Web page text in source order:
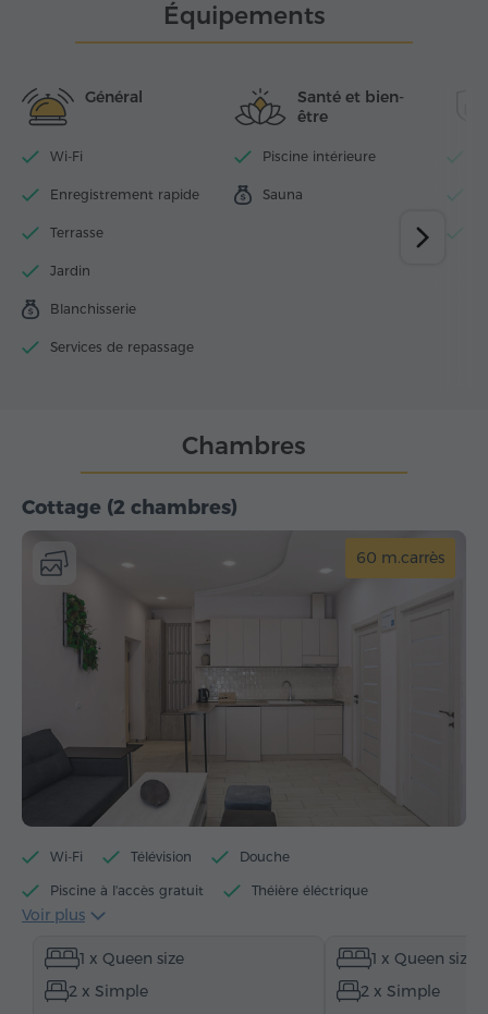
Équipements
Général
Wi-Fi
Enregistrement rapide
Terrasse
Jardin
Blanchisserie
Services de repassage
Santé et bien-
être
Piscine intérieure
Sauna
Cottage (2 chambres)
60 m.carrès
Wi-Fi Télévision Douche
Piscine à l'accès gratuit Théière éléctrique
Articles de toilette gratuits
Chaussons Sèche-cheveux Chauffage
Armoire
Voir plus
1 x Queen size
2 x Simple
1 x Queen size
2 x Simple
Chambres